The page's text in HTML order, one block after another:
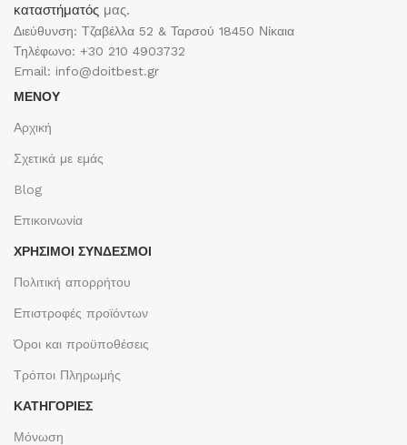
καταστήματός μας.
Διεύθυνση: Τζαβέλλα 52 & Ταρσού 18450 Νίκαια
Τηλέφωνο: +30 210 4903732
Email: info@doitbest.gr
ΜΕΝΟΥ
Αρχική
Σχετικά με εμάς
Blog
Επικοινωνία
ΧΡΉΣΙΜΟΙ ΣΎΝΔΕΣΜΟΙ
Πολιτική απορρήτου
Επιστροφές προϊόντων
Όροι και προϋποθέσεις
Τρόποι Πληρωμής
ΚΑΤΗΓΟΡΙΕΣ
Μόνωση